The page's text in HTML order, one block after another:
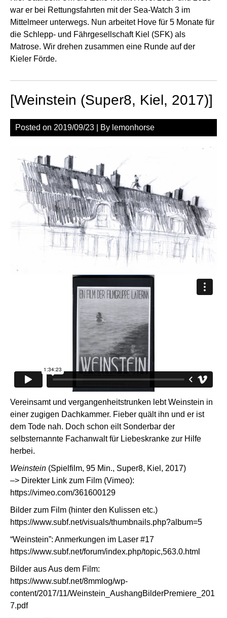
war er bei Rettungsfahrten mit der Sea-Watch 3 im
Mittelmeer unterwegs. Nun arbeitet Hove für 5 Monate für
die Schlepp- und Fährgesellschaft Kiel (SFK) als
Matrose. Wir drehen zusammen eine Runde auf der
Kieler Förde.
[Weinstein (Super8, Kiel, 2017)]
Posted on 2019/09/23 | By lemonhorse
Vereinsamt und vergangenheitstrunken lebt Weinstein in
einer zugigen Dachkammer. Fieber quält ihn und er ist
dem Tode nah. Doch schon eilt Sonderbar der
selbsternannte Fachanwalt für Liebeskranke zur Hilfe
herbei.
Weinstein (Spielfilm, 95 Min., Super8, Kiel, 2017)
–> Direkter Link zum Film (Vimeo):
https://vimeo.com/361600129
Bilder zum Film (hinter den Kulissen etc.)
https://www.subf.net/visuals/thumbnails.php?album=5
“Weinstein”: Anmerkungen im Laser #17
https://www.subf.net/forum/index.php/topic,563.0.html
Bilder aus Aus dem Film:
https://www.subf.net/8mmlog/wp-
content/2017/11/Weinstein_AushangBilderPremiere_201
7.pdf